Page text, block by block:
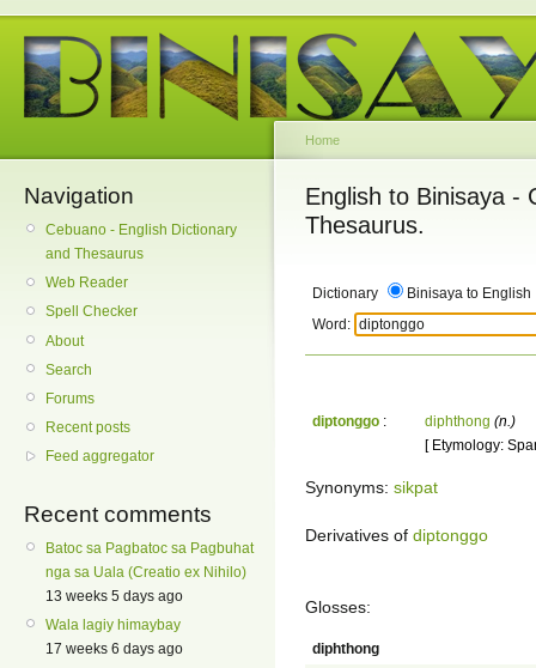
Navigation
Cebuano - English Dictionary
and Thesaurus
Web Reader
Spell Checker
About
Search
Forums
Recent posts
Feed aggregator
Recent comments
Batoc sa Pagbatoc sa Pagbuhat
nga sa Uala (Creatio ex Nihilo)
13 weeks 5 days ago
Wala lagiy himaybay
17 weeks 6 days ago
Home
English to Binisaya -
Thesaurus.
Dictionary
Binisaya to English
Word:
diptonggo : diphthong (n.)
[ Etymology:
Synonyms: sikpat
Derivatives of diptonggo
Glosses:
diphthong